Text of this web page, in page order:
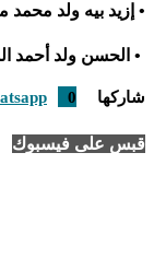
• إزيد بيه ولد
• الحسن ولد أحمد
شاركها 0
قبس على فيسبوك